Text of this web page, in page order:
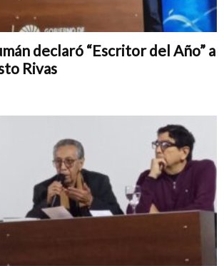
declaró “Escritor del Año” a
Rivas